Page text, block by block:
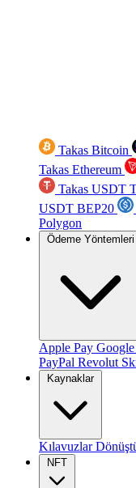
Takas Bitcoin
Takas Ethereum
Takas USDT
USDT BEP20
Polygon
Ödeme Yöntemleri
Apple Pay
PayPal Revolut
Kaynaklar
Kılavuzlar
NFT